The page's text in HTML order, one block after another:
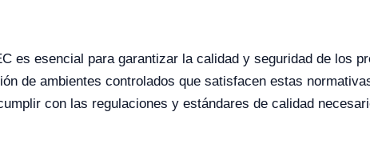
es esencial para garantizar la calidad y seguridad de los
de ambientes controlados que satisfacen estas
con las regulaciones y estándares de calidad